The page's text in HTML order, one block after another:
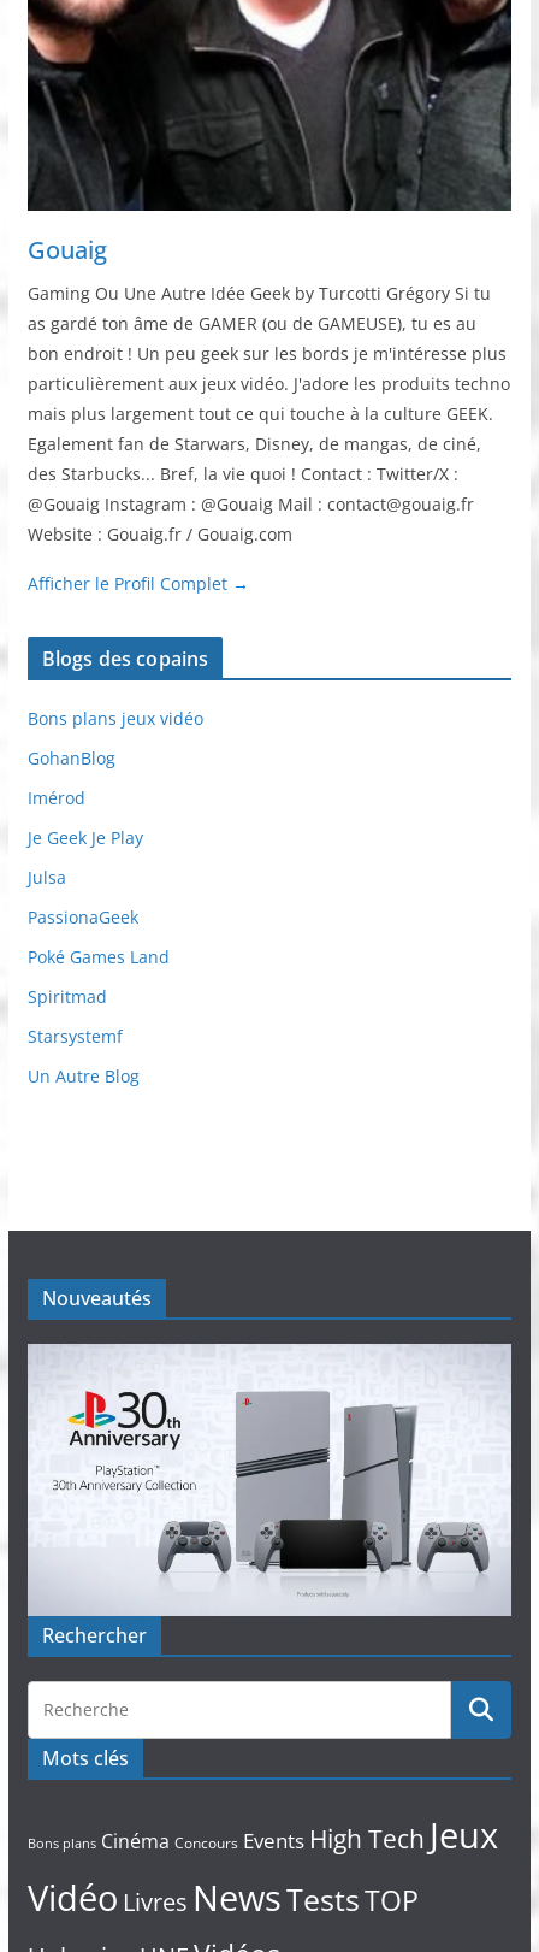
Gouaig
Gaming Ou Une Autre Idée Geek by Turcotti Grégory Si tu
as gardé ton âme de GAMER (ou de GAMEUSE), tu es au
bon endroit ! Un peu geek sur les bords je m'intéresse plus
particulièrement aux jeux vidéo. J'adore les produits techno
mais plus largement tout ce qui touche à la culture GEEK.
Egalement fan de Starwars, Disney, de mangas, de ciné,
des Starbucks... Bref, la vie quoi ! Contact : Twitter/X :
@Gouaig Instagram : @Gouaig Mail : contact@gouaig.fr
Website : Gouaig.fr / Gouaig.com
Afficher le Profil Complet →
Blogs des copains
Bons plans jeux vidéo
GohanBlog
Imérod
Je Geek Je Play
Julsa
PassionaGeek
Poké Games Land
Spiritmad
Starsystemf
Un Autre Blog
Nouveautés
Rechercher
Mots clés
Bons plans Cinéma Concours Events High Tech Jeux
Vidéo Livres NewsTestsTOP